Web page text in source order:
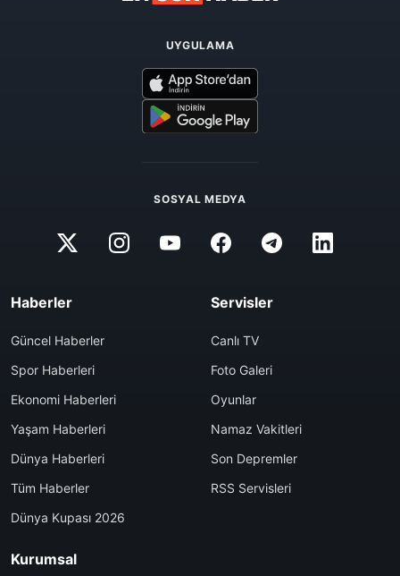
UYGULAMA
SOSYAL MEDYA
Haberler
Güncel Haberler
Spor Haberleri
Ekonomi Haberleri
Yaşam Haberleri
Dünya Haberleri
Tüm Haberler
Dünya Kupası 2026
Servisler
Canlı TV
Foto Galeri
Oyunlar
Namaz Vakitleri
Son Depremler
RSS Servisleri
Kurumsal